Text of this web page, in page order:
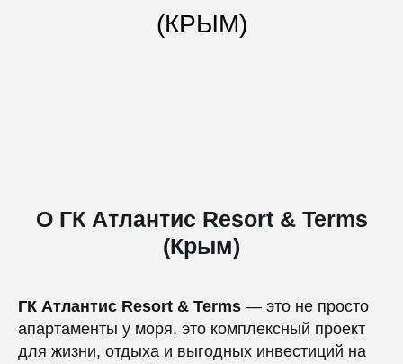
(КРЫМ)
О ГК Атлантис Resort & Terms
(Крым)
ГК Атлантис Resort & Terms — это не просто
апартаменты у моря, это комплексный проект
для жизни, отдыха и выгодных инвестиций на